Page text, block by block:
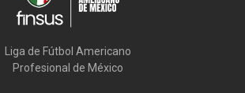
Liga de Fútbol Americano
Profesional de México